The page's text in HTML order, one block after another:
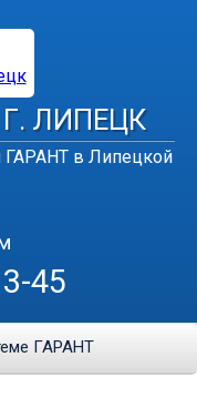
Г. ЛИПЕЦК
ГАРАНТ в Липецкой
45
ГАРАНТ